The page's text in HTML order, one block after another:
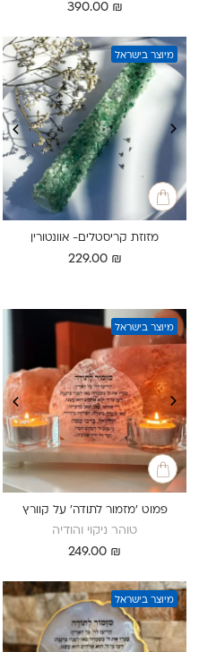
390.00 ₪
מיוצר בישראל
מזוזת קריסטלים- אוונטורין
229.00 ₪
מיוצר בישראל
פמוט 'מזמור לתודה' על קוורץ
טוהר ניקוי והודיה
249.00 ₪
מיוצר בישראל